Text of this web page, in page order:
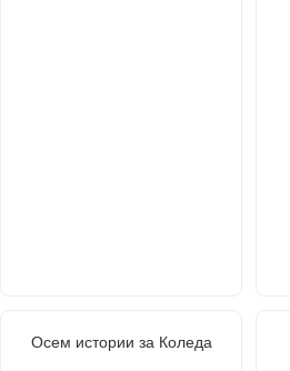
Осем истории за Коледа